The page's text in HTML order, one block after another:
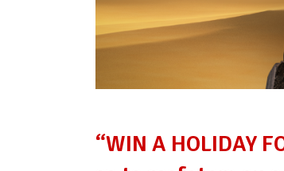
“WIN A HOLIDAY